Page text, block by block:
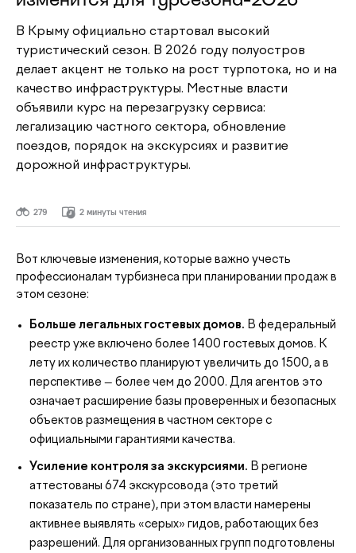
В Крыму официально стартовал высокий
туристический сезон. В 2026 году полуостров
делает акцент не только на рост турпотока, но и на
качество инфраструктуры. Местные власти
объявили курс на перезагрузку сервиса:
легализацию частного сектора, обновление
поездов, порядок на экскурсиях и развитие
дорожной инфраструктуры.
279 2 минуты чтения
Вот ключевые изменения, которые важно учесть
профессионалам турбизнеса при планировании продаж в
этом сезоне:
Больше легальных гостевых домов. В федеральный
реестр уже включено более 1400 гостевых домов. К
лету их количество планируют увеличить до 1500, а в
перспективе — более чем до 2000. Для агентов это
означает расширение базы проверенных и безопасных
объектов размещения в частном секторе с
официальными гарантиями качества.
Усиление контроля за экскурсиями. В регионе
аттестованы 674 экскурсовода (это третий
показатель по стране), при этом власти намерены
активнее выявлять «серых» гидов, работающих без
разрешений. Для организованных групп подготовлены